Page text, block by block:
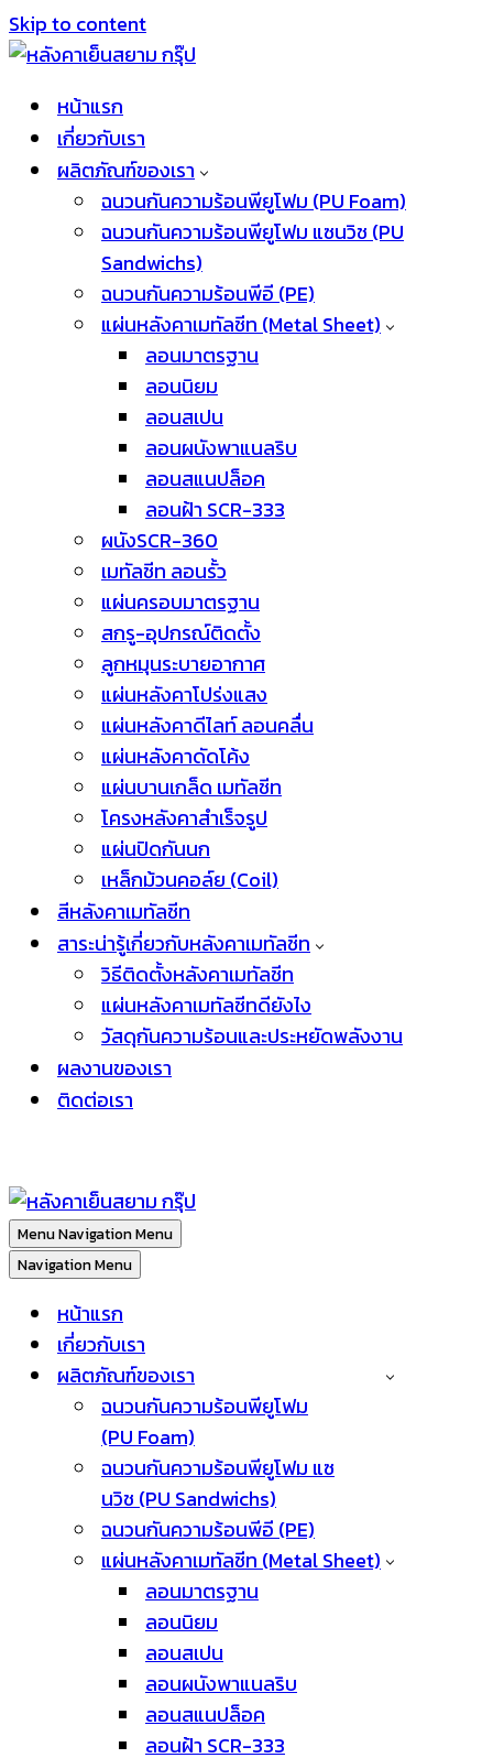
Skip to content
หน้าแรก
เกี่ยวกับเรา
ผลิตภัณฑ์ของเรา
ฉนวนกันความร้อนพียูโฟม (PU Foam)
ฉนวนกันความร้อนพียูโฟม แซนวิช (PU
Sandwichs)
ฉนวนกันความร้อนพีอี (PE)
แผ่นหลังคาเมทัลชีท (Metal Sheet)
ลอนมาตรฐาน
ลอนนิยม
ลอนสเปน
ลอนผนังพาแนลริบ
ลอนสแนปล็อค
ลอนฝ้า SCR-333
ผนังSCR-360
เมทัลชีท ลอนรั้ว
แผ่นครอบมาตรฐาน
สกรู-อุปกรณ์ติดตั้ง
ลูกหมุนระบายอากาศ
แผ่นหลังคาโปร่งแสง
แผ่นหลังคาดีไลท์ ลอนคลื่น
แผ่นหลังคาดัดโค้ง
แผ่นบานเกล็ด เมทัลชีท
โครงหลังคาสำเร็จรูป
แผ่นปิดกันนก
เหล็กม้วนคอล์ย (Coil)
สีหลังคาเมทัลชีท
สาระน่ารู้เกี่ยวกับหลังคาเมทัลชีท
วิธีติดตั้งหลังคาเมทัลชีท
แผ่นหลังคาเมทัลชีทดียังไง
วัสดุกันความร้อนและประหยัดพลังงาน
ผลงานของเรา
ติดต่อเรา
MenuNavigation Menu
Navigation Menu
หน้าแรก
เกี่ยวกับเรา
ผลิตภัณฑ์ของเรา
ฉนวนกันความร้อนพียูโฟม
(PU Foam)
ฉนวนกันความร้อนพียูโฟม แซ
นวิช (PU Sandwichs)
ฉนวนกันความร้อนพีอี (PE)
แผ่นหลังคาเมทัลชีท (Metal Sheet)
ลอนมาตรฐาน
ลอนนิยม
ลอนสเปน
ลอนผนังพาแนลริบ
ลอนสแนปล็อค
ลอนฝ้า SCR-333